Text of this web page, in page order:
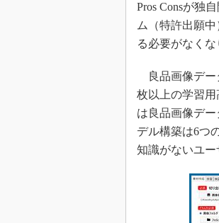
Pros Consが独
ム（特許出願
る必要がなく
良品画像デー
枚以上の学習用
は良品画像デ
デル構築は6つ
知識がないユー